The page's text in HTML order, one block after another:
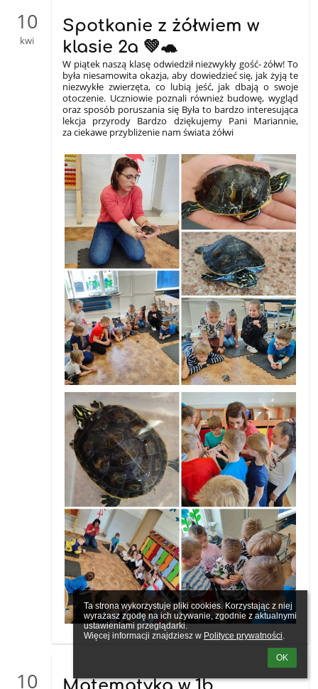
Ta strona wykorzystuje pliki cookies. Korzystając z niej
wyrażasz zgodę na ich używanie, zgodnie z aktualnymi
ustawieniami przeglądarki.
Więcej informacji znajdziesz w Polityce prywatności.
OK
10
kwi
Spotkanie z żółwiem w
klasie 2a 💚🐢
W piątek naszą klasę odwiedził niezwykły gość- żółw! To
była niesamowita okazja, aby dowiedzieć się, jak żyją te
niezwykłe zwierzęta, co lubią jeść, jak dbają o swoje
otoczenie. Uczniowie poznali również budowę, wygląd
oraz sposób poruszania się Była to bardzo interesująca
lekcja przyrody Bardzo dziękujemy Pani Mariannie,
za ciekawe przybliżenie nam świata żółwi
10